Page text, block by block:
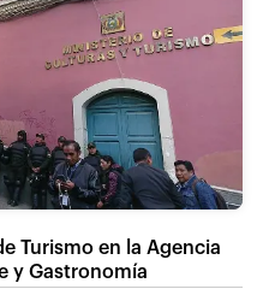
Turismo en la Agencia
y Gastronomía